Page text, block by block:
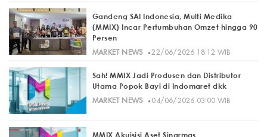
Gandeng SAI Indonesia, Multi Medika
(MMIX) Incar Pertumbuhan Omzet hingga 90
Persen
MARKET NEWS· 22/06/2026 18:12 WIB
Sah! MMIX Jadi Produsen dan Distributor
Utama Popok Bayi di Indomaret dkk
MARKET NEWS· 04/06/2026 03:00 WIB
MMIX Akuisisi Aset Sinarmas